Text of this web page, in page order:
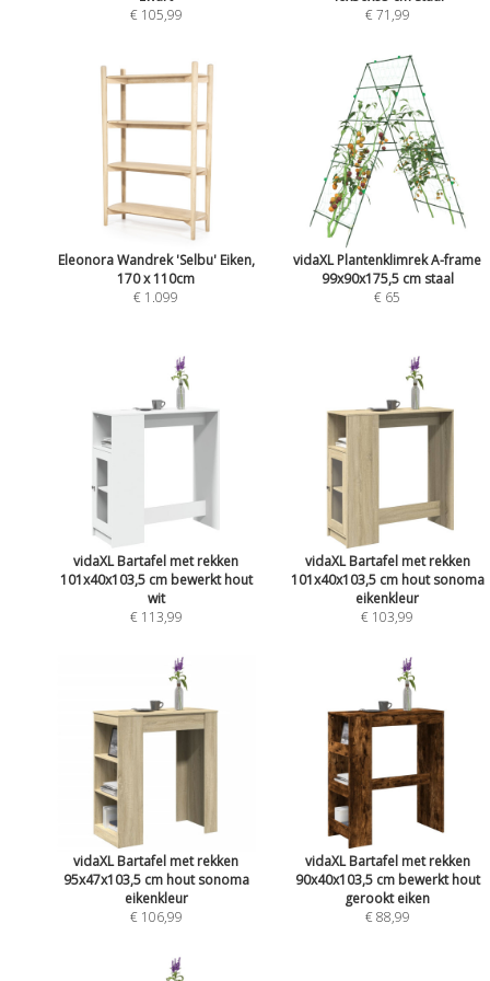
€ 105,99
€ 71,99
Eleonora Wandrek 'Selbu' Eiken,
170 x 110cm
€ 1.099
vidaXL Plantenklimrek A-frame
99x90x175,5 cm staal
€ 65
vidaXL Bartafel met rekken
101x40x103,5 cm bewerkt hout
wit
€ 113,99
vidaXL Bartafel met rekken
101x40x103,5 cm hout sonoma
eikenkleur
€ 103,99
vidaXL Bartafel met rekken
95x47x103,5 cm hout sonoma
eikenkleur
€ 106,99
vidaXL Bartafel met rekken
90x40x103,5 cm bewerkt hout
gerookt eiken
€ 88,99